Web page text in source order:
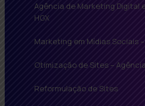
Agência de Marketing Digital
HGX
Marketing em Mídias Sociais
Otimização de Sites –
Reformulação de Sites